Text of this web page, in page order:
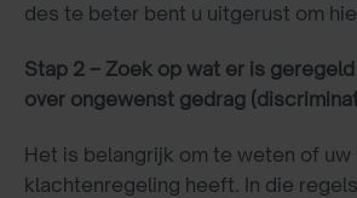
des te beter bent u uitgerust om
Stap 2 – Zoek op wat er is
over ongewenst gedrag
Het is belangrijk om te weten of uw
klachtenregeling heeft. In die